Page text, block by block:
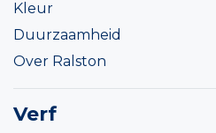
Kleur
Duurzaamheid
Over Ralston
Verf